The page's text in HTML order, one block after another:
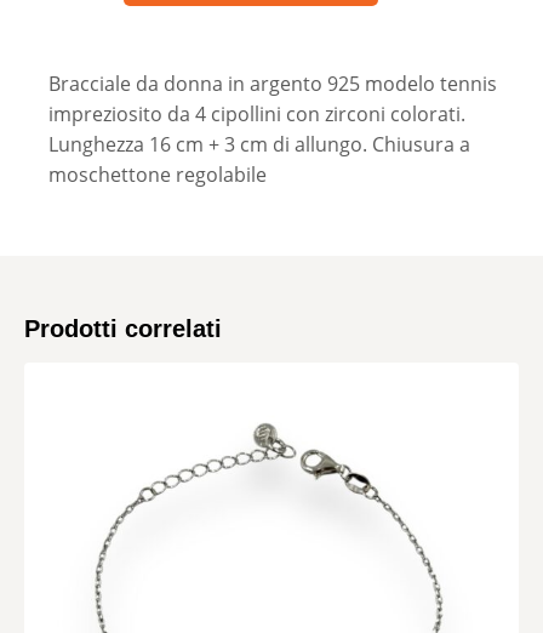
Bracciale da donna in argento 925 modelo tennis
impreziosito da 4 cipollini con zirconi colorati.
Lunghezza 16 cm + 3 cm di allungo. Chiusura a
moschettone regolabile
Prodotti correlati